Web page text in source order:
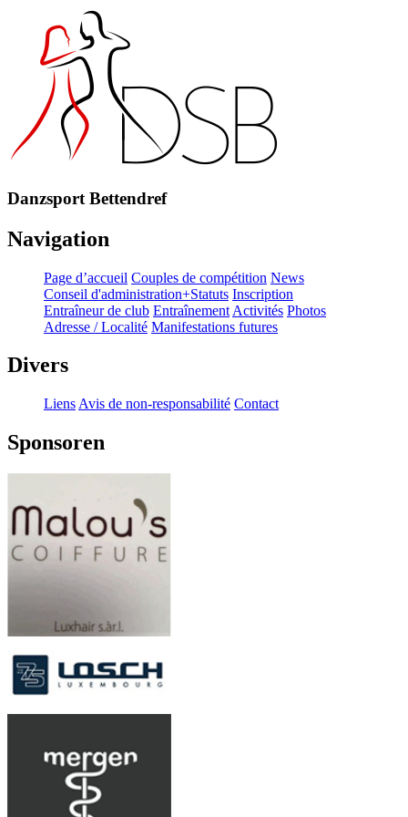
Danzsport Bettendref
Navigation
Page d’accueil Couples de compétition News
Conseil d'administration+Statuts Inscription
Entraîneur de club Entraînement Activités Photos
Adresse / Localité Manifestations futures
Divers
Liens Avis de non-responsabilité Contact
Sponsoren